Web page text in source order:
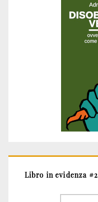
Libro in evidenza #2